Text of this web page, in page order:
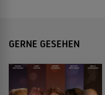
GERNE GESEHEN